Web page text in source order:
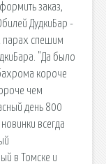
заказ,
ДудкиБар -
парах спешим
"Да было
короче
чем
день 800
всегда
в Томске и